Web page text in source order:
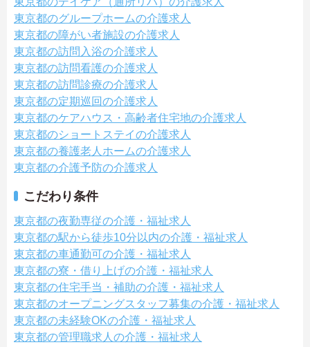
東京都のグループホームの介護求人
東京都の障がい者施設の介護求人
東京都の訪問入浴の介護求人
東京都の訪問看護の介護求人
東京都の訪問診療の介護求人
東京都の定期巡回の介護求人
東京都のケアハウス・高齢者住宅地の介護求人
東京都のショートステイの介護求人
東京都の養護老人ホームの介護求人
東京都の介護予防の介護求人
こだわり条件
東京都の夜勤専従の介護・福祉求人
東京都の駅から徒歩10分以内の介護・福祉求人
東京都の車通勤可の介護・福祉求人
東京都の寮・借り上げの介護・福祉求人
東京都の住宅手当・補助の介護・福祉求人
東京都のオープニングスタッフ募集の介護・福祉求人
東京都の未経験OKの介護・福祉求人
東京都の管理職求人の介護・福祉求人